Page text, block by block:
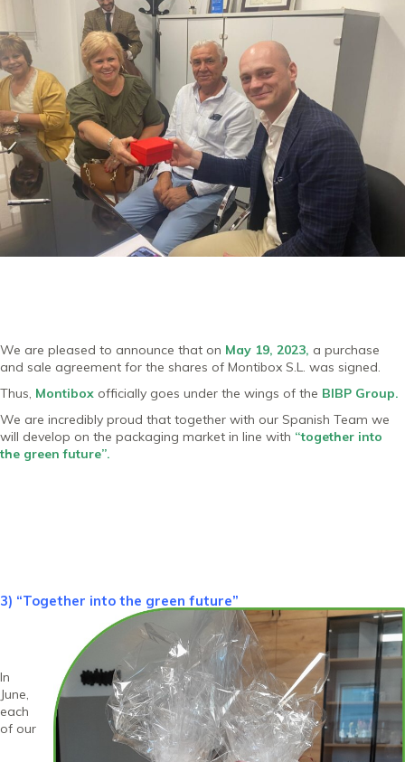
We are pleased to announce that on May 19, 2023, a purchase
and sale agreement for the shares of Montibox S.L. was signed.
Thus, Montibox officially goes under the wings of the BIBP Group.
We are incredibly proud that together with our Spanish Team we
will develop on the packaging market in line with “together into
the green future”.
3) “Together into the green future”
In
June,
each
of our